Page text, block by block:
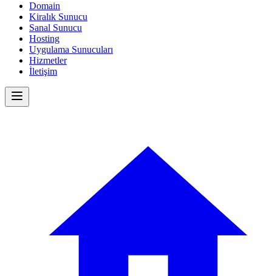
Domain
Kiralık Sunucu
Sanal Sunucu
Hosting
Uygulama Sunucuları
Hizmetler
İletişim